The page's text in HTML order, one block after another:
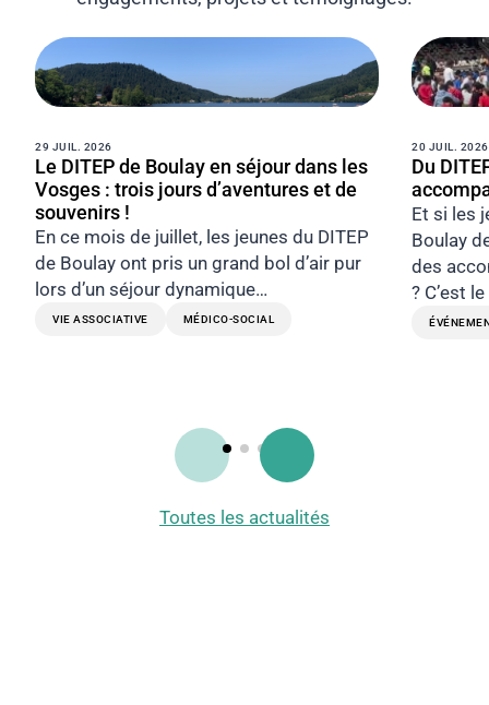
29 JUIL. 2026
Le DITEP de Boulay en séjour dans les
Vosges : trois jours d’aventures et de
souvenirs !
En ce mois de juillet, les jeunes du DITEP
de Boulay ont pris un grand bol d’air pur
lors d’un séjour dynamique…
VIE ASSOCIATIVE MÉDICO-SOCIAL
20 JUIL. 2026
Du
Et si les
Boulay
des
? C’est
Toutes les actualités